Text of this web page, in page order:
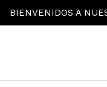
BIENVENIDOS A